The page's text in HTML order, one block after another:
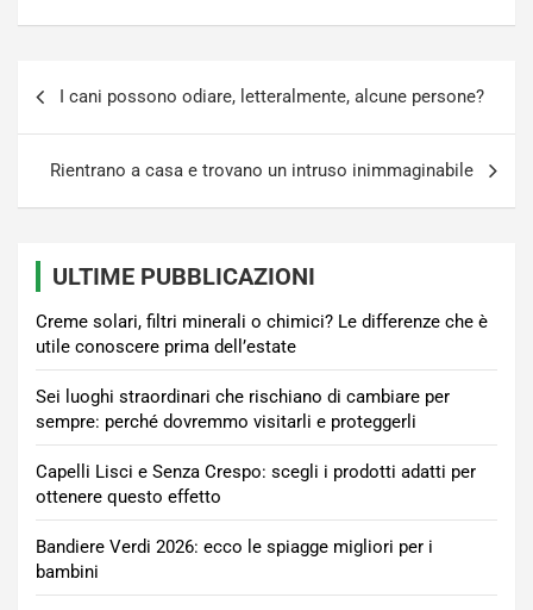
I cani possono odiare, letteralmente, alcune persone?
Rientrano a casa e trovano un intruso inimmaginabile
ULTIME PUBBLICAZIONI
Creme solari, filtri minerali o chimici? Le differenze che è
utile conoscere prima dell’estate
Sei luoghi straordinari che rischiano di cambiare per
sempre: perché dovremmo visitarli e proteggerli
Capelli Lisci e Senza Crespo: scegli i prodotti adatti per
ottenere questo effetto
Bandiere Verdi 2026: ecco le spiagge migliori per i
bambini